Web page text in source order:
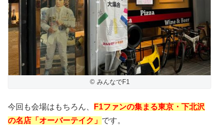
© みんなでF1
今回も会場はもちろん、
F1ファンの集まる東京・下北沢
の名店「オーバーテイク」 です。